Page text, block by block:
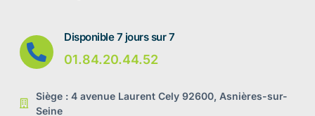
Disponible 7 jours sur 7
01.84.20.44.52
Siège : 4 avenue Laurent Cely 92600, Asnières-sur-
Seine